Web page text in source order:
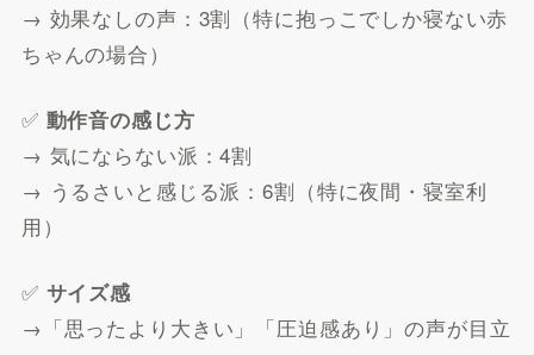
→ 効果なしの声：3割（特に抱っこでしか寝ない赤
ちゃんの場合）
✅ 動作音の感じ方
→ 気にならない派：4割
→ うるさいと感じる派：6割（特に夜間・寝室利
用）
✅ サイズ感
→「思ったより大きい」「圧迫感あり」の声が目立